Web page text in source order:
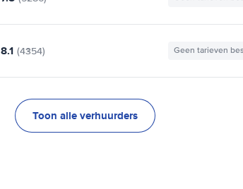
8.1 (4354) Geen tarieven
Toon alle verhuurders